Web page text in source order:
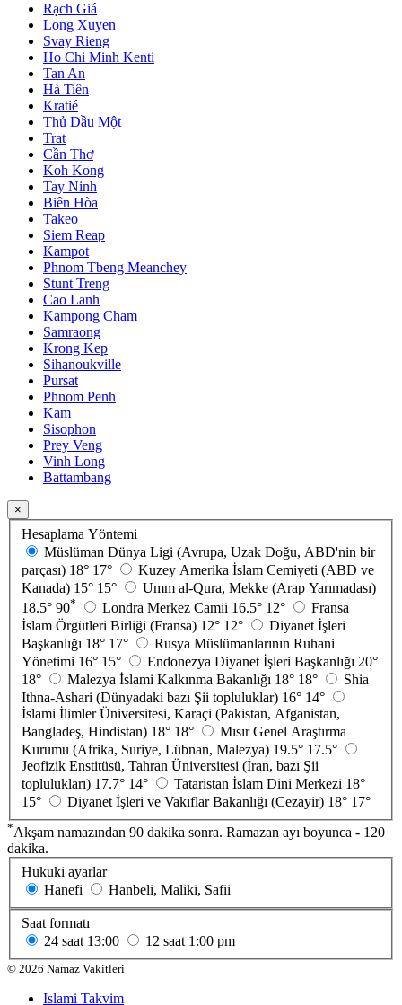
Rạch Giá
Long Xuyen
Svay Rieng
Ho Chi Minh Kenti
Tan An
Hà Tiên
Kratié
Thủ Dầu Một
Trat
Cần Thơ
Koh Kong
Tay Ninh
Biên Hòa
Takeo
Siem Reap
Kampot
Phnom Tbeng Meanchey
Stunt Treng
Cao Lanh
Kampong Cham
Samraong
Krong Kep
Sihanoukville
Pursat
Phnom Penh
Kam
Sisophon
Prey Veng
Vinh Long
Battambang
×
Hesaplama Yöntemi
Müslüman Dünya Ligi (Avrupa, Uzak Doğu, ABD'nin bir
parçası) 18° 17°
Kuzey Amerika İslam Cemiyeti (ABD ve
Kanada) 15° 15°
Umm al-Qura, Mekke (Arap Yarımadası)
18.5° 90* Londra Merkez Camii 16.5° 12°
Fransa
İslam Örgütleri Birliği (Fransa) 12° 12°
Diyanet İşleri
Başkanlığı 18° 17°
Rusya Müslümanlarının Ruhani
Yönetimi 16° 15° Endonezya Diyanet İşleri Başkanlığı 20°
18°
Malezya İslami Kalkınma Bakanlığı 18° 18°
Shia
Ithna-Ashari (Dünyadaki bazı Şii topluluklar) 16° 14°
İslami İlimler Üniversitesi, Karaçi (Pakistan, Afganistan,
Bangladeş, Hindistan) 18° 18°
Mısır Genel Araştırma
Kurumu (Afrika, Suriye, Lübnan, Malezya) 19.5° 17.5°
Jeofizik Enstitüsü, Tahran Üniversitesi (İran, bazı Şii
toplulukları) 17.7° 14° Tataristan İslam Dini Merkezi 18°
15°
Diyanet İşleri ve Vakıflar Bakanlığı (Cezayir) 18° 17°
*Akşam namazından 90 dakika sonra. Ramazan ayı boyunca - 120
dakika.
Hukuki ayarlar
Hanefi
Hanbeli, Maliki, Safii
Saat formatı
24 saat 13:00 12 saat 1:00 pm
© 2026 Namaz Vakitleri
Islami Takvim